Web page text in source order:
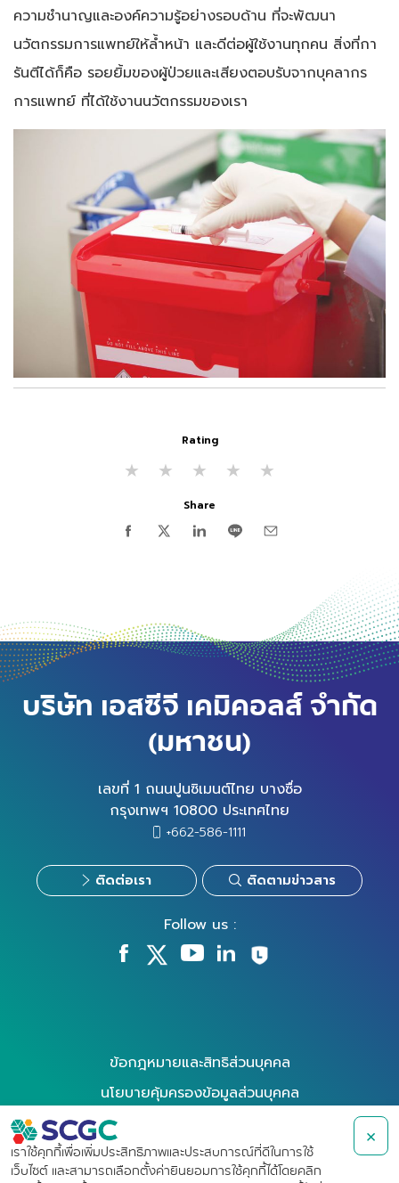
ความชำนาญและองค์ความรู้อย่างรอบด้าน ที่จะพัฒนา
นวัตกรรมการแพทย์ให้ล้ำหน้า และดีต่อผู้ใช้งานทุกคน สิ่งที่กา
รันตีได้ก็คือ รอยยิ้มของผู้ป่วยและเสียงตอบรับจากบุคลากร
การแพทย์ ที่ได้ใช้งานนวัตกรรมของเรา
Rating
★
★
★
★
★
Share
บริษัท เอสซีจี เคมิคอลส์ จำกัด
(มหาชน)
เลขที่ 1 ถนนปูนซิเมนต์ไทย บางซื่อ
กรุงเทพฯ 10800 ประเทศไทย
+662-586-1111
ติดต่อเรา ติดตามข่าวสาร
Follow us :
ข้อกฎหมายและสิทธิส่วนบุคคล
นโยบายคุ้มครองข้อมูลส่วนบุคคล
การใช้สิทธิของเจ้าของข้อมูล
เราใช้คุกกี้เพื่อเพิ่มประสิทธิภาพและประสบการณ์ที่ดีในการใช้
เว็บไซต์ และสามารถเลือกตั้งค่ายินยอมการใช้คุกกี้ได้โดยคลิก
×